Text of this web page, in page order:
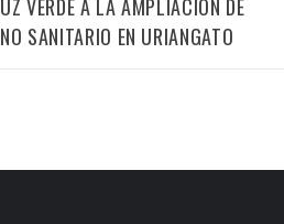
VERDE A LA AMPLIACIÓN DE
SANITARIO EN URIANGATO